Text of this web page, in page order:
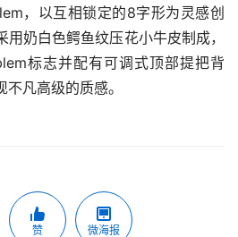
，以互相锁定的8字形为灵感创
奶白色鳄鱼纹压花小牛皮制成，
标志并配有可调式顶部提把背
凡高级的质感。
赞 微海报